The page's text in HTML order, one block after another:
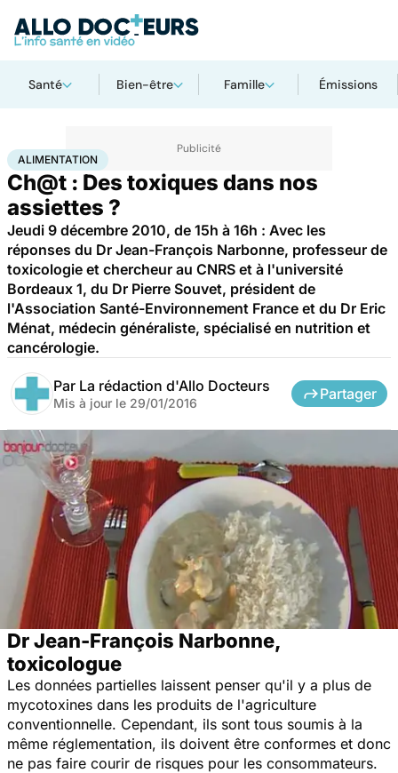
Santé Bien-être Famille Émissions
AccueilSantéMaladies Alimentation
ALIMENTATION
Ch@t : Des toxiques dans nos
assiettes ?
Jeudi 9 décembre 2010, de 15h à 16h : Avec les
réponses du Dr Jean-François Narbonne, professeur de
toxicologie et chercheur au CNRS et à l'université
Bordeaux 1, du Dr Pierre Souvet, président de
l'Association Santé-Environnement France et du Dr Eric
Ménat, médecin généraliste, spécialisé en nutrition et
cancérologie.
Par La rédaction d'Allo Docteurs
Mis à jour le 29/01/2016
Partager
Dr Jean-François Narbonne,
toxicologue
Les données partielles laissent penser qu'il y a plus de
mycotoxines dans les produits de l'agriculture
conventionnelle. Cependant, ils sont tous soumis à la
même réglementation, ils doivent être conformes et donc
ne pas faire courir de risques pour les consommateurs.